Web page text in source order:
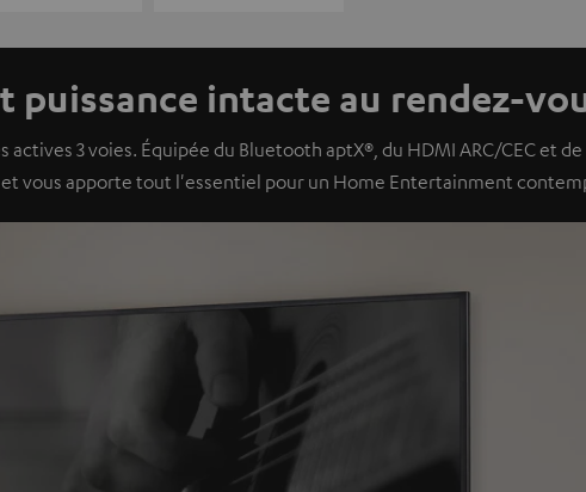
puissance intacte au rendez-
3 voies. Équipée du Bluetooth aptX®, du HDMI ARC/CEC et
vous apporte tout l'essentiel pour un Home Entertainment